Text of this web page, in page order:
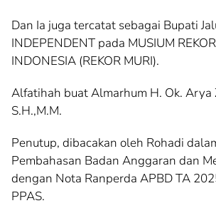
Dan Ia juga tercatat sebagai Bupati
INDEPENDENT pada MUSIUM
INDONESIA (REKOR MURI).
Alfatihah buat Almarhum H. Ok. Arya
S.H.,M.M.
Penutup, dibacakan oleh Rohadi
Pembahasan Badan Anggaran dan
dengan Nota Ranperda APBD TA
PPAS.